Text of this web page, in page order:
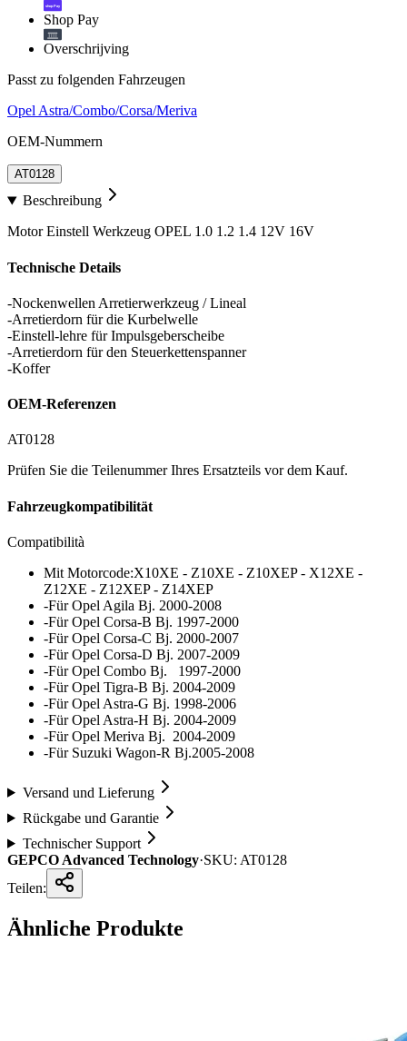
shop Pay
Shop Pay
Overschrijving
Passt zu folgenden Fahrzeugen
Opel Astra/Combo/Corsa/Meriva
OEM-Nummern
AT0128
Beschreibung
Motor Einstell Werkzeug OPEL 1.0 1.2 1.4 12V 16V
Technische Details
-Nockenwellen Arretierwerkzeug / Lineal
-Arretierdorn für die Kurbelwelle
-Einstell-lehre für Impulsgeberscheibe
-Arretierdorn für den Steuerkettenspanner
-Koffer
OEM-Referenzen
AT0128
Prüfen Sie die Teilenummer Ihres Ersatzteils vor dem Kauf.
Fahrzeugkompatibilität
Compatibilità
Mit Motorcode:X10XE - Z10XE - Z10XEP - X12XE -
Z12XE - Z12XEP - Z14XEP
-Für Opel Agila Bj. 2000-2008
-Für Opel Corsa-B Bj. 1997-2000
-Für Opel Corsa-C Bj. 2000-2007
-Für Opel Corsa-D Bj. 2007-2009
-Für Opel Combo Bj. 1997-2000
-Für Opel Tigra-B Bj. 2004-2009
-Für Opel Astra-G Bj. 1998-2006
-Für Opel Astra-H Bj. 2004-2009
-Für Opel Meriva Bj. 2004-2009
-Für Suzuki Wagon-R Bj.2005-2008
Versand und Lieferung
Rückgabe und Garantie
Technischer Support
GEPCO Advanced Technology·SKU: AT0128
Teilen:
Ähnliche Produkte